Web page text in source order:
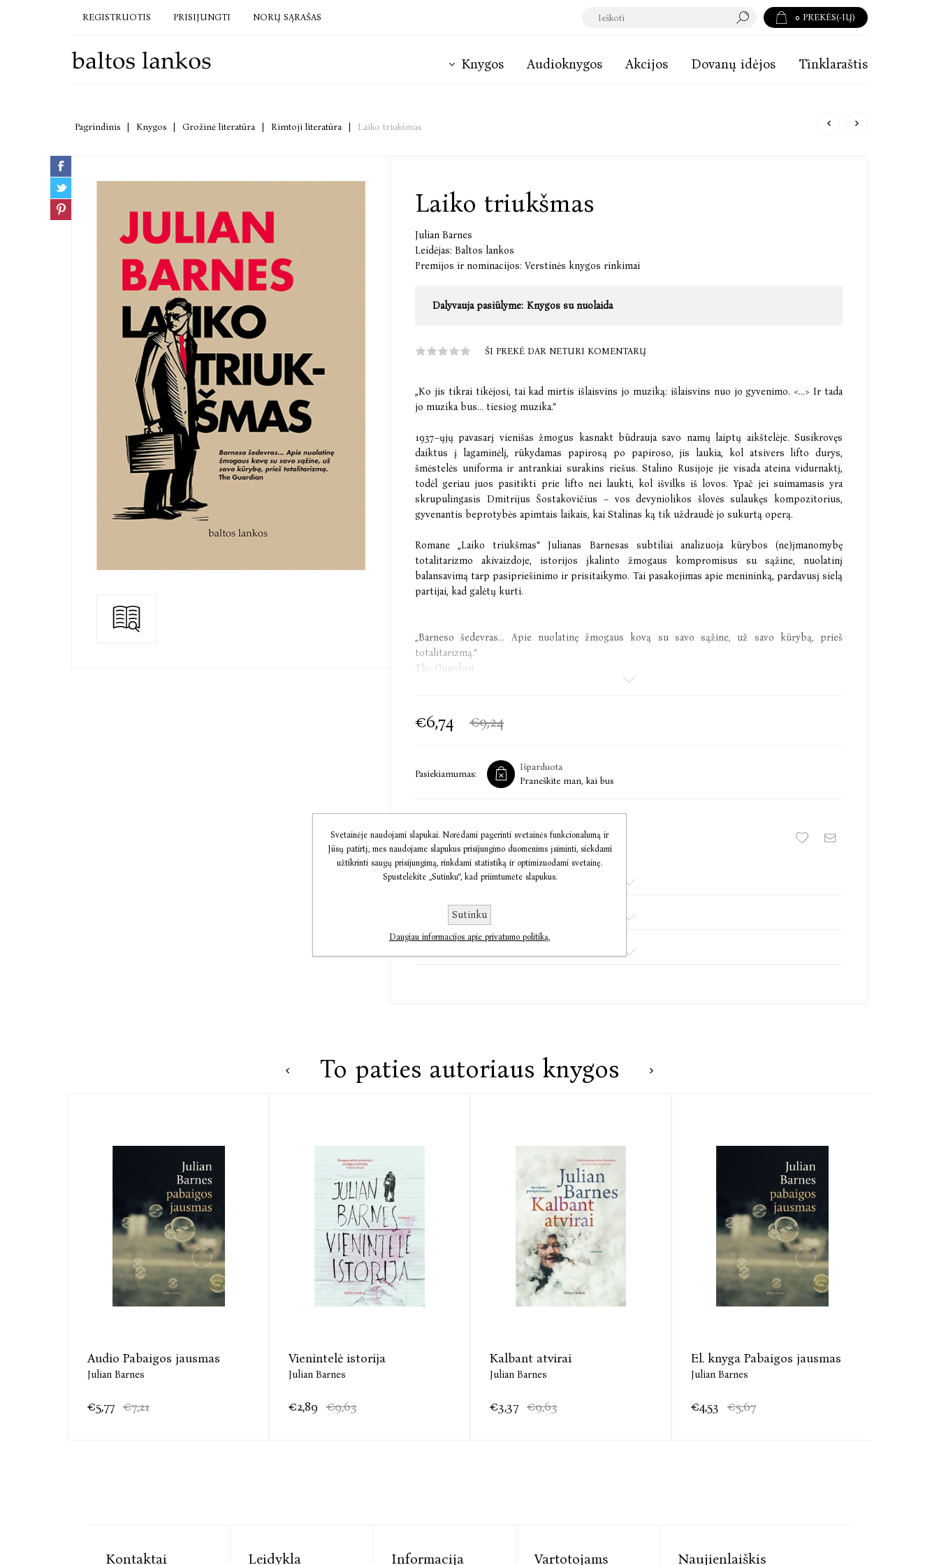
REGISTRUOTIS PRISIJUNGTI NORŲ SĄRAŠAS 0 PREKĖS(-IŲ)
Knygos Audioknygos Akcijos Dovanų idėjos Tinklaraštis
Pagrindinis Knygos Grožinė literatūra Rimtoji literatūra Laiko triukšmas
Laiko triukšmas
Julian Barnes
Leidėjas: Baltos lankos
Premijos ir nominacijos: Verstinės knygos rinkimai
Dalyvauja pasiūlyme: Knygos su nuolaida
ŠI PREKĖ DAR NETURI KOMENTARŲ
„Ko jis tikrai tikėjosi, tai kad mirtis išlaisvins jo muziką: išlaisvins nuo jo gyvenimo. <…> Ir tada
jo muzika bus… tiesiog muzika.“
1937–ųjų pavasarį vienišas žmogus kasnakt būdrauja savo namų laiptų aikštelėje. Susikrovęs
daiktus į lagaminėlį, rūkydamas papirosą po papiroso, jis laukia, kol atsivers lifto durys,
šmėstelės uniforma ir antrankiai surakins riešus. Stalino Rusijoje jie visada ateina vidurnaktį,
todėl geriau juos pasitikti prie lifto nei laukti, kol išvilks iš lovos. Ypač jei suimamasis yra
skrupulingasis Dmitrijus Šostakovičius – vos devyniolikos šlovės sulaukęs kompozitorius,
gyvenantis beprotybės apimtais laikais, kai Stalinas ką tik uždraudė jo sukurtą operą.
Romane „Laiko triukšmas“ Julianas Barnesas subtiliai analizuoja kūrybos (ne)įmanomybę
totalitarizmo akivaizdoje, istorijos įkalinto žmogaus kompromisus su sąžine, nuolatinį
balansavimą tarp pasipriešinimo ir prisitaikymo. Tai pasakojimas apie menininką, pardavusį sielą
partijai, kad galėtų kurti.
„Barneso šedevras... Apie nuolatinę žmogaus kovą su savo sąžine, už savo kūrybą, prieš
totalitarizmą.“
The Guardian
Daily Telegraph
The New York Times Book Review
Calvino, Jameso Joyce'o ir Milano Kunderos kūriniais. Naujausias autoriaus romanas „Laiko
triukšmas“ (2016) buvo išrinktas metų knyga tokių leidinių kaip „The Guardian“, „The Times“,
„Observer“, pakilo į „The Sunday Times“ bestselerių sąrašo pirmąją vietą. Lietuviškai išleistos
šios rašytojo knygos: „10 1/2 pasaulio istorijos skyrių“ (2006), „Flobero papūga“ (2011), „Pabaigos
€6,74 €9,24
Pasiekiamumas:
Išparduota
Praneškite man, kai bus
Informacija
Komentarai
To paties autoriaus knygos
Audio Pabaigos jausmas
Julian Barnes
€5,77 €7,21
Vienintelė istorija
Julian Barnes
€2,89 €9,63
Kalbant atvirai
Julian Barnes
€3,37 €9,63
El. knyga Pabaigos jausmas
Julian Barnes
€4,53 €5,67
Kontaktai Leidykla Informacija Vartotojams Naujienlaiškis
Svetainėje naudojami slapukai. Norėdami pagerinti svetainės funkcionalumą ir
Jūsų patirtį, mes naudojame slapukus prisijungimo duomenims įsiminti, siekdami
užtikrinti saugų prisijungimą, rinkdami statistiką ir optimizuodami svetainę.
Spustelėkite „Sutinku“, kad priimtumėte slapukus.
Sutinku
Daugiau informacijos apie privatumo politiką.